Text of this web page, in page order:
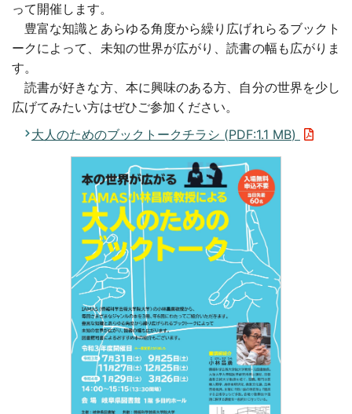
って開催します。
豊富な知識とあらゆる角度から繰り広げれらるブックト
ークによって、未知の世界が広がり、読書の幅も広がりま
す。
読書が好きな方、本に興味のある方、自分の世界を少し
広げてみたい方はぜひご参加ください。
大人のためのブックトークチラシ (PDF:1.1 MB)